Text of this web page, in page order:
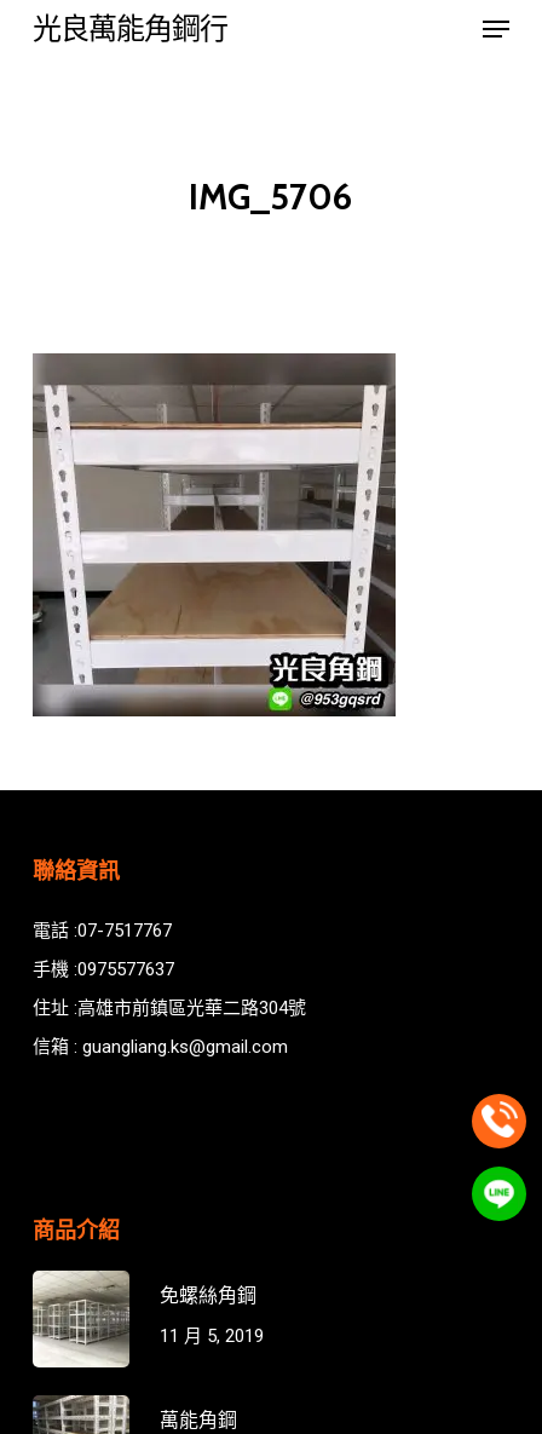
光良萬能角鋼行 Menu
IMG_5706
聯絡資訊
電話 :07-7517767
手機 :0975577637
住址 :高雄市前鎮區光華二路304號
信箱 : guangliang.ks@gmail.com
商品介紹
免螺絲角鋼
11 月 5, 2019
萬能角鋼